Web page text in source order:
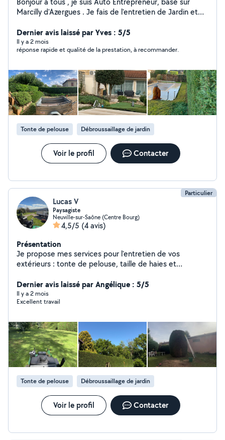
Marcilly d'Azergues . Je fais de l'entretien de Jardin et
ranger votre Bois . Je fais aussi du bricolage tel que de
la Peinture et montage de meubles Et du Nettoyage ,
comme ranger vos pièces , évacuation à la déchèterie,
contacter . Je fais aussi le Crédit d'impôt sur certains
travaux . Maxime
Dernier avis laissé par Yves : 5/5
Il y a 2 mois
réponse rapide et qualité de la prestation, à recommander.
Tonte de pelouse Débroussaillage de jardin
Voir le profil Contacter
Particulier
Lucas V
Paysagiste
Neuville-sur-Saône (Centre Bourg)
4,5/5 (4 avis)
Présentation
Je propose mes services pour l'entretien de vos
extérieurs : tonte de pelouse, taille de haies et
soigneux, je travaille avec du matériel adapté pour un
résultat propre et net. Je suis surtout disponible le
week-end, avec possibilité en semaine selon mes
une intervention ponctuelle, je suis à votre disposition.
Dernier avis laissé par Angélique : 5/5
Il y a 2 mois
Excellent travail
Tonte de pelouse Débroussaillage de jardin
Voir le profil Contacter